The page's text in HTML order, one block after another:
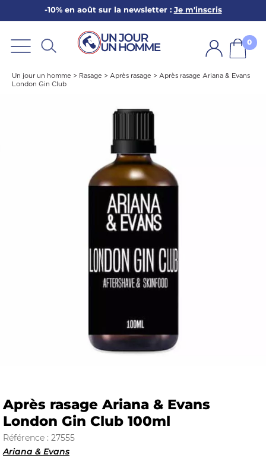
-10% en août sur la newsletter : Je m'inscris
0
Un jour un homme > Rasage > Après rasage > Après rasage Ariana & Evans
London Gin Club
Après rasage Ariana & Evans
London Gin Club 100ml
Référence : 27555
Ariana & Evans